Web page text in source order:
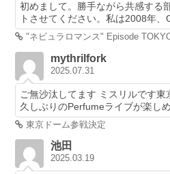
初めまして。勝手ながら共感する
トさせてください。私は2008年、
"ネビュラロマンス" Episode
mythrilfork
2025.07.31
ご無沙汰してます ミスリルです
久しぶりのPerfumeライブが楽しめ
東京ドーム参戦決定
池田
2025.03.19